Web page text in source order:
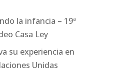
la infancia – 19ª
Casa Ley
su experiencia en
Unidas